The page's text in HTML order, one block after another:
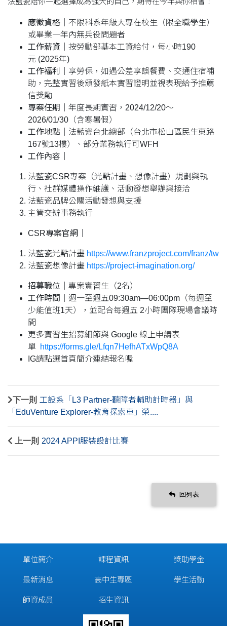
應徵資格 ｜不限科系年級大專在校生（限全職學生）
或畢業一年內無兵役問題者
工作薪資 ｜按勞動部基本工資給付，每小時190
元 (2025年)
工作福利
｜享勞保，如遇公差享誤餐費、交通住宿補
助，完整實習後頒發紙本實習證明並視表現給予推薦
信獎勵
專案任期
｜年度長期實習，2024/12/20～
2026/01/30（含寒暑假）
工作地點 ｜法藍瓷台北總部（台北市松山區民生東路
167號13樓）、部分業務執行可WFH
工作內容
法藍瓷CSR專案（光點計畫、想像計畫）規劃與執
行、社群媒體操作維護、活動發想舉辦與接洽
法藍瓷品牌公關活動發想與支援
主管交辦事務執行
CSR專案官網
法藍瓷光點計畫 https://www.franzproject.com/franz/tw
法藍瓷想像計畫 https://project-imagination.org/
招募職位 ｜專案實習生（2名）
工作時間
｜週一至週五09:30am—06:00pm（每週至
少能值班1天），並配合每週五 2小時團隊現場會議時
間
更多實習生招募細節與 Google 線上申請表
單
https://forms.gle/Lfqn7HefhATxWpQ8A
IG請點選首頁簡介連結報名喔
下一則 工設系「L3 Partner-聽障者輔助計時器」與
「EduVenture Explorer-教育探索車」榮....
上一則 2024 APPI服裝設計比賽
回列表
單位簡介
最新消息
師資成員
課程資訊
高中生專區
招生資訊
獎助學金
學生活動